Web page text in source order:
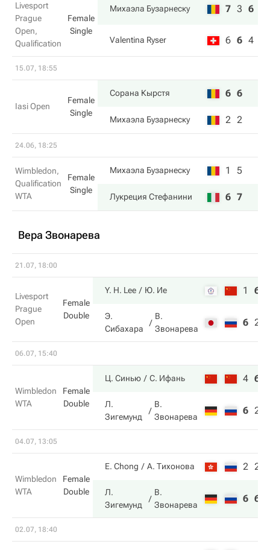
Livesport
Prague
Open,
Qualification
Female
Single
Михаэла Бузарнеску 7 3 6
Valentina Ryser 6 6 4
15.07, 18:55
Iasi Open
Female
Single
Сорана Кырстя 6 6
Михаэла Бузарнеску 2 2
24.06, 18:25
Wimbledon,
Qualification
WTA
Female
Single
Михаэла Бузарнеску 1 5
Лукреция Стефанини 6 7
Вера Звонарева
21.07, 18:00
Livesport
Prague
Open
Female
Double
Y. H. Lee Ю. Ие 1 6
Э.
Сибахара
В.
Звонарева
6 2
06.07, 15:40
Wimbledon
WTA
Female
Double
Ц. Синью С. Ифань 4 6
Л.
Зигемунд
В.
Звонарева
6 2
04.07, 13:05
Wimbledon
WTA
Female
Double
E. Chong А. Тихонова 2 2
Л.
Зигемунд
В.
Звонарева
6 6
02.07, 18:40